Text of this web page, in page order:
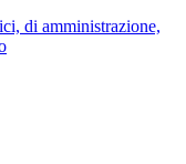
di amministrazione,